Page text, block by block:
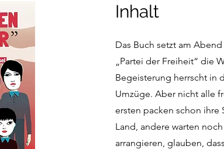
Inhalt
Das Buch setzt am
„Partei der Freiheit“ die
Begeisterung herrscht in
Umzüge. Aber nicht alle
ersten packen schon ihre
Land, andere warten
arrangieren, glauben,